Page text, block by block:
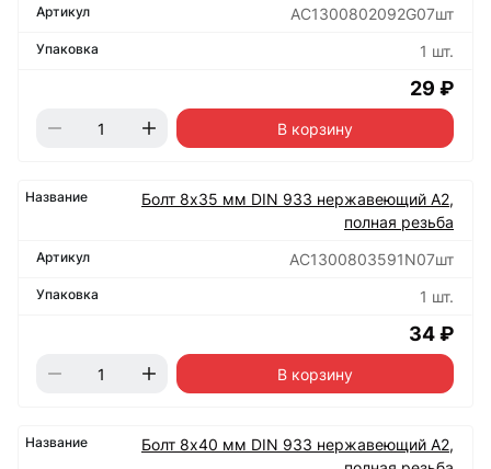
АС1300802092G07шт
1 шт.
29 ₽
В корзину
Болт 8х35 мм DIN 933 нержавеющий А2,
полная резьба
АС1300803591N07шт
1 шт.
34 ₽
В корзину
Болт 8х40 мм DIN 933 нержавеющий А2,